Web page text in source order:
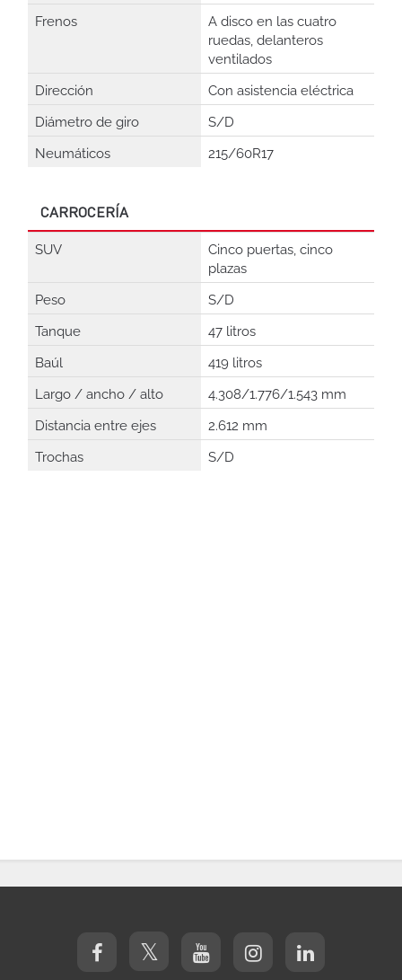
Frenos
A disco en las cuatro
ruedas, delanteros
ventilados
Dirección
Con asistencia eléctrica
Diámetro de giro
S/D
Neumáticos
215/60R17
CARROCERÍA
SUV
Cinco puertas, cinco
plazas
Peso
S/D
Tanque
47 litros
Baúl
419 litros
Largo / ancho / alto
4.308/1.776/1.543 mm
Distancia entre ejes
2.612 mm
Trochas
S/D